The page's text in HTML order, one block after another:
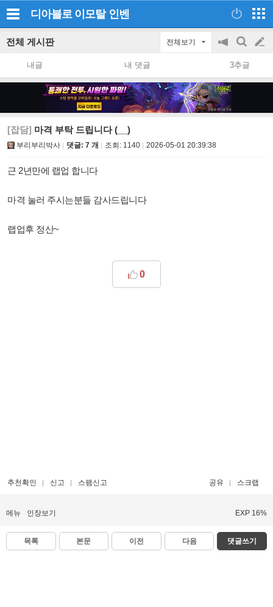
디아블로 이모탈 인벤
전체 게시판 전체보기
공
on/off
검
색
글
쓰
내글 내 댓글 3추글
[잡담] 마격 부탁 드립니다 (__)
부리부리박사 댓글: 7 개 조회: 1140 2026-05-01 20:39:38
근 2년만에 랩업 합니다
마격 눌러 주시는분들 감사드립니다
랩업후 정산~
0
추천확인 신고 스팸신고 공유 스크랩
메뉴 인장보기 EXP 16%
목록 본문 이전 다음 댓글쓰기